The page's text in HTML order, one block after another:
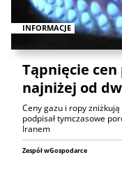
INFORMACJE
Tąpnięcie cen
najniżej od
Ceny gazu i ropy
podpisał tymczasowe
Iranem
Zespół wGospodarce